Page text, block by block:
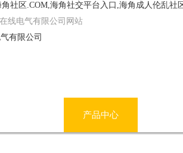
社区.COM,海角社交平台入口,海角成人伦乱社
线电气有限公司网站
产品中心